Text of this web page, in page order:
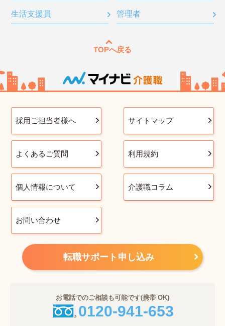
生活支援員 管理者
TOPへ戻る
採用ご担当者様へ サイトマップ
よくあるご質問 利用規約
個人情報について 介護職コラム
お問い合わせ
転職サポート申し込み
お電話でのご相談も可能です(携帯 OK)
0120-941-653